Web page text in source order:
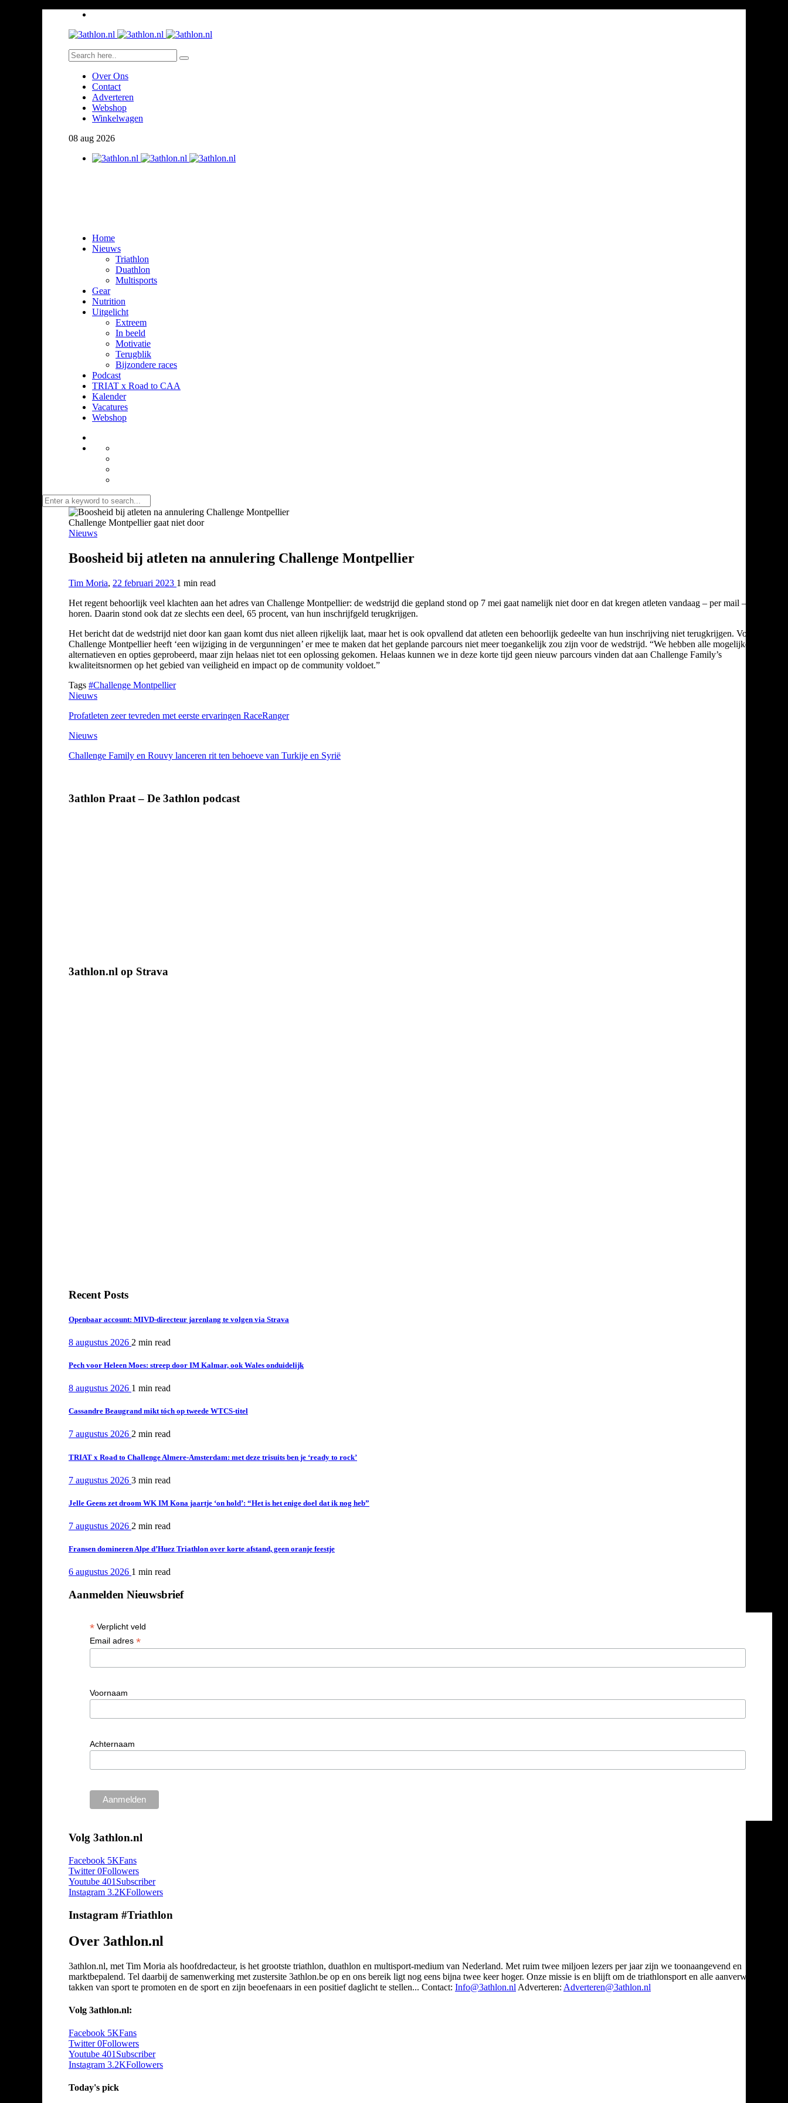
Over Ons
Contact
Adverteren
Webshop
Winkelwagen
08 aug 2026
Home
Nieuws
Triathlon
Duathlon
Multisports
Gear
Nutrition
Uitgelicht
Extreem
In beeld
Motivatie
Terugblik
Bijzondere races
Podcast
TRIAT x Road to CAA
Kalender
Vacatures
Webshop
Challenge Montpellier gaat niet door
Nieuws
Boosheid bij atleten na annulering Challenge Montpellier
Tim Moria, 22 februari 2023 1 min read
Het regent behoorlijk veel klachten aan het adres van Challenge Montpellier: de wedstrijd die gepland stond op 7 mei gaat namelijk niet door en dat kregen atleten vandaag – per mail – te
horen. Daarin stond ook dat ze slechts een deel, 65 procent, van hun inschrijfgeld terugkrijgen.
Het bericht dat de wedstrijd niet door kan gaan komt dus niet alleen rijkelijk laat, maar het is ook opvallend dat atleten een behoorlijk gedeelte van hun inschrijving niet terugkrijgen. Volgens
Challenge Montpellier heeft ‘een wijziging in de vergunningen’ er mee te maken dat het geplande parcours niet meer toegankelijk zou zijn voor de wedstrijd. “We hebben alle mogelijke
alternatieven en opties geprobeerd, maar zijn helaas niet tot een oplossing gekomen. Helaas kunnen we in deze korte tijd geen nieuw parcours vinden dat aan Challenge Family’s
kwaliteitsnormen op het gebied van veiligheid en impact op de community voldoet.”
Tags #Challenge Montpellier
Nieuws
Profatleten zeer tevreden met eerste ervaringen RaceRanger
Nieuws
Challenge Family en Rouvy lanceren rit ten behoeve van Turkije en Syrië
3athlon Praat – De 3athlon podcast
3athlon.nl op Strava
Recent Posts
Openbaar account: MIVD-directeur jarenlang te volgen via Strava
8 augustus 2026 2 min read
Pech voor Heleen Moes: streep door IM Kalmar, ook Wales onduidelijk
8 augustus 2026 1 min read
Cassandre Beaugrand mikt tóch op tweede WTCS-titel
7 augustus 2026 2 min read
TRIAT x Road to Challenge Almere-Amsterdam: met deze trisuits ben je ‘ready to rock’
7 augustus 2026 3 min read
Jelle Geens zet droom WK IM Kona jaartje ‘on hold’: “Het is het enige doel dat ik nog heb”
7 augustus 2026 2 min read
Fransen domineren Alpe d’Huez Triathlon over korte afstand, geen oranje feestje
6 augustus 2026 1 min read
Aanmelden Nieuwsbrief
* Verplicht veld
Email adres *
Voornaam
Achternaam
Volg 3athlon.nl
Facebook 5KFans
Twitter 0Followers
Youtube 401 Subscriber
Instagram 3.2KFollowers
Instagram #Triathlon
Over 3athlon.nl
3athlon.nl, met Tim Moria als hoofdredacteur, is het grootste triathlon, duathlon en multisport-medium van Nederland. Met ruim twee miljoen lezers per jaar zijn we toonaangevend en
marktbepalend. Tel daarbij de samenwerking met zustersite 3athlon.be op en ons bereik ligt nog eens bijna twee keer hoger. Onze missie is en blijft om de triathlonsport en alle aanverwante
takken van sport te promoten en de sport en zijn beoefenaars in een positief daglicht te stellen... Contact: Info@3athlon.nl Adverteren: Adverteren@3athlon.nl
Volg 3athlon.nl:
Facebook 5KFans
Twitter 0Followers
Youtube 401 Subscriber
Instagram 3.2KFollowers
Today's pick